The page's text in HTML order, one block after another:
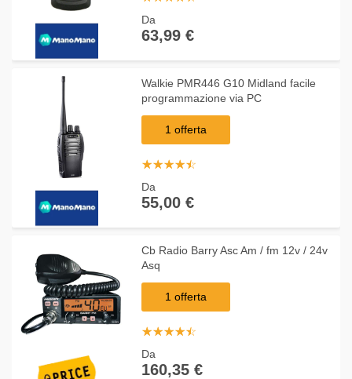
Da
63,99 €
Walkie PMR446 G10 Midland facile
programmazione via PC
1 offerta
☆☆☆☆☆
★★★★★
Da
55,00 €
Cb Radio Barry Asc Am / fm 12v / 24v
Asq
1 offerta
☆☆☆☆☆
★★★★★
Da
160,35 €